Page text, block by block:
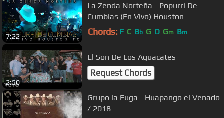
7:22
La Zenda Norteña - Popurri De
Cumbias (En Vivo) Houston
Chords: F C Bb G D Gm Bm
2:50
El Son De Los Aguacates
Request Chords
Grupo la Fuga - Huapango el Venado
/ 2018